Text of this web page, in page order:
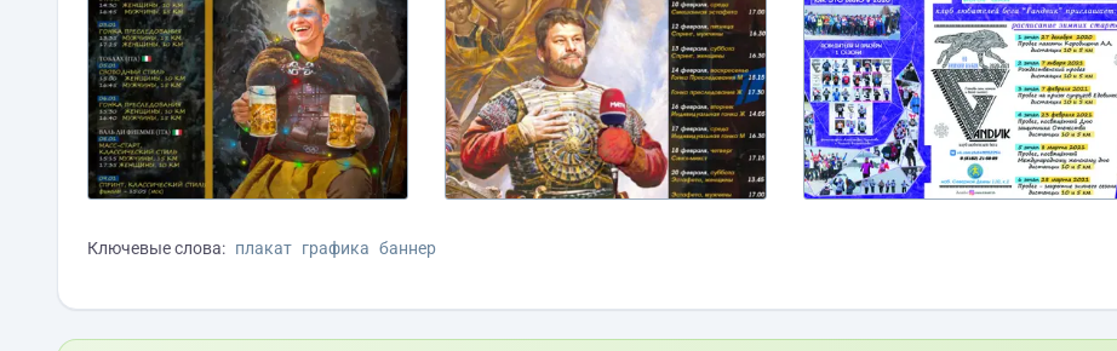
Ключевые слова: плакат графика баннер